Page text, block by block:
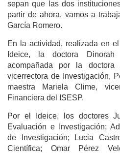
sepan que las dos
partir de ahora, vamos a
García Romero.
En la actividad, realizada en
Ideice, la doctora Dinorah
acompañada por la doctora
vicerrectora de Investigación,
maestra Mariela Clime,
Financiera del ISESP.
Por el Ideice, los doctores
Evaluación e Investigación;
de Investigación; Lucia
Científica; Omar Pérez